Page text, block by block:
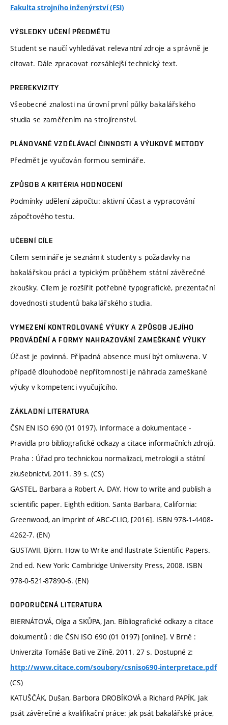
Fakulta strojního inženýrství (FSI)
VÝSLEDKY UČENÍ PŘEDMĚTU
Student se naučí vyhledávat relevantní zdroje a správně je
citovat. Dále zpracovat rozsáhlejší technický text.
PREREKVIZITY
Všeobecné znalosti na úrovní první půlky bakalářského
studia se zaměřením na strojírenství.
PLÁNOVANÉ VZDĚLÁVACÍ ČINNOSTI A VÝUKOVÉ METODY
Předmět je vyučován formou semináře.
ZPŮSOB A KRITÉRIA HODNOCENÍ
Podmínky udělení zápočtu: aktivní účast a vypracování
zápočtového testu.
UČEBNÍ CÍLE
Cílem semináře je seznámit studenty s požadavky na
bakalářskou práci a typickým průběhem státní závěrečné
zkoušky. Cílem je rozšířit potřebné typografické, prezentační
dovednosti studentů bakalářského studia.
VYMEZENÍ KONTROLOVANÉ VÝUKY A ZPŮSOB JEJÍHO
PROVÁDĚNÍ A FORMY NAHRAZOVÁNÍ ZAMEŠKANÉ VÝUKY
Účast je povinná. Případná absence musí být omluvena. V
případě dlouhodobé nepřítomnosti je náhrada zameškané
výuky v kompetenci vyučujícího.
ZÁKLADNÍ LITERATURA
ČSN EN ISO 690 (01 0197). Informace a dokumentace -
Pravidla pro bibliografické odkazy a citace informačních zdrojů.
Praha : Úřad pro technickou normalizaci, metrologii a státní
zkušebnictví, 2011. 39 s. (CS)
GASTEL, Barbara a Robert A. DAY. How to write and publish a
scientific paper. Eighth edition. Santa Barbara, California:
Greenwood, an imprint of ABC-CLIO, [2016]. ISBN 978-1-4408-
4262-7. (EN)
GUSTAVII, Björn. How to Write and Ilustrate Scientific Papers.
2nd ed. New York: Cambridge University Press, 2008. ISBN
978-0-521-87890-6. (EN)
DOPORUČENÁ LITERATURA
BIERNÁTOVÁ, Olga a SKŮPA, Jan. Bibliografické odkazy a citace
dokumentů : dle ČSN ISO 690 (01 0197) [online]. V Brně :
Univerzita Tomáše Bati ve Zlíně, 2011. 27 s. Dostupné z:
http://www.citace.com/soubory/csniso690-interpretace.pdf
(CS)
KATUŠČÁK, Dušan, Barbora DROBÍKOVÁ a Richard PAPÍK. Jak
psát závěrečné a kvalifikační práce: jak psát bakalářské práce,